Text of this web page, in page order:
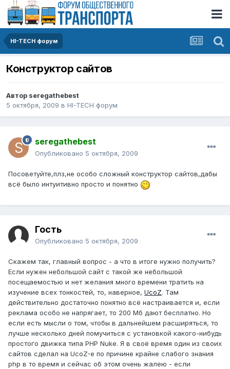
HI-TECH форум
Конструктор сайтов
Автор seregathebest
5 октября, 2009 в HI-TECH форум
seregathebest
Опубликовано 5 октября, 2009
Посоветуйте,плз,не особо сложный конструктор сайтов,дабы
всё было интуитивно просто и понятно
Гость
Опубликовано 5 октября, 2009
Скажем так, главный вопрос - а что в итоге нужно получить?
Если нужен небольшой сайт с такой же небольшой
посещаемостью и нет желания много времени тратить на
изучение всех тонкостей, то, наверное, UcoZ. Там
действительно достаточно понятно всё настраивается и, если
реклама особо не напрягает, то 200 Мб дают бесплатно. Но
если есть мысли о том, чтобы в дальнейшем расширяться, то
лучше несколько дней помучиться с установкой какого-нибудь
простого движка типа PHP Nuke. Я в своё время один из своих
сайтов сделал на UcoZ-е по причине крайне слабого знания
php в то время и сейчас об этом очень жалею - если